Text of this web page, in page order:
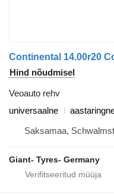
Hind nõudmisel
Veoauto rehv
universaalne
Saksamaa,
Giant- Tyres- Germany